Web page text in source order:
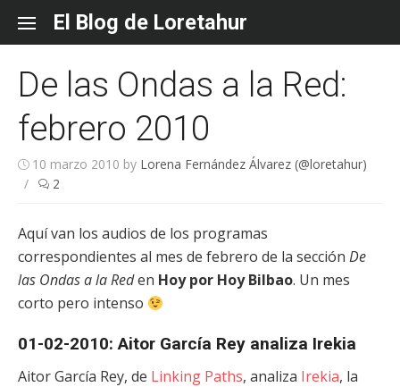
content
El Blog de Loretahur
De las Ondas a la Red:
febrero 2010
10 marzo 2010 by Lorena Fernández Álvarez (@loretahur)
/
2
Aquí van los audios de los programas
correspondientes al mes de febrero de la sección De
las Ondas a la Reden Hoy por Hoy Bilbao. Un mes
corto pero intenso
01-02-2010: Aitor García Rey analiza Irekia
Aitor García Rey, de Linking Paths, analiza Irekia, la